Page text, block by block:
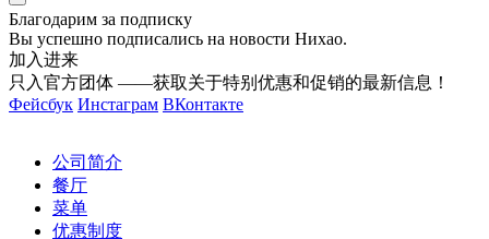
Благодарим за подписку
Вы успешно подписались на новости Нихао.
加入进来
只入官方团体 ——获取关于特别优惠和促销的最新信息！
Фейсбук Инстаграм ВКонтакте
公司简介
餐厅
菜单
优惠制度